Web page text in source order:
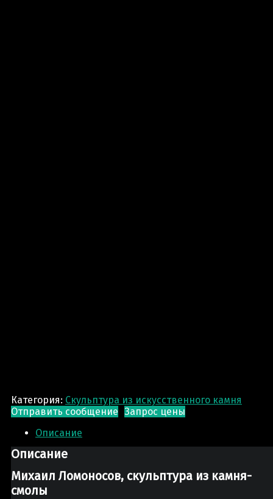
Категория: Скульптура из искусственного камня
Отправить сообщение Запрос цены
Описание
Описание
Михаил Ломоносов, скульптура из камня-
смолы